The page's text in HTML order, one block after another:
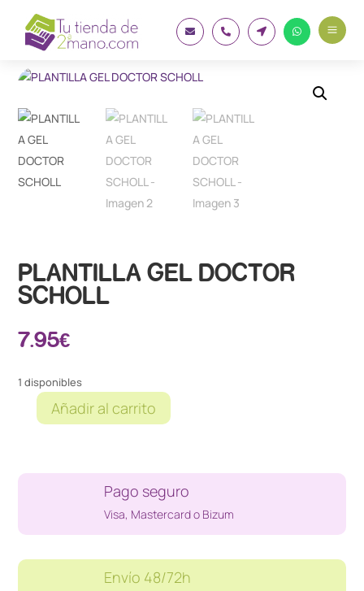
    a
PLANTILLA GEL DOCTOR
SCHOLL
7.95€
1 disponibles
PLANTILLA
SCHOLL
Añadir al carrito
Pago seguro
Visa, Mastercard o Bizum
Envío 48/72h